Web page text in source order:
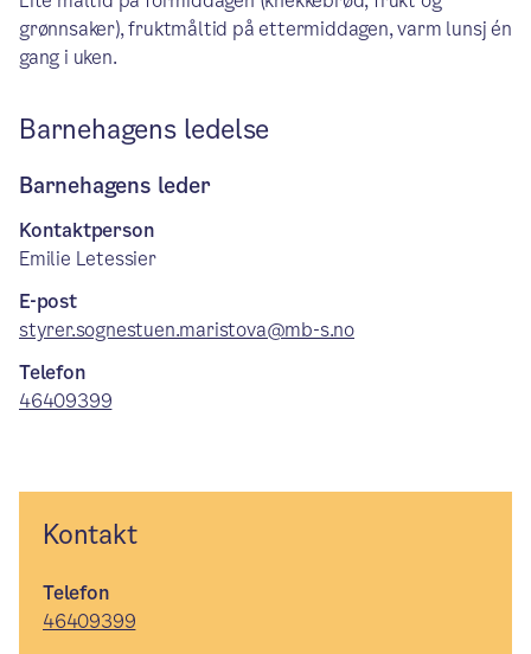
grønnsaker), fruktmåltid på ettermiddagen, varm lunsj én
gang i uken.
Barnehagens ledelse
Barnehagens leder
Kontaktperson
Emilie Letessier
E-post
styrer.sognestuen.maristova@mb-s.no
Telefon
46409399
Kontakt
Telefon
46409399